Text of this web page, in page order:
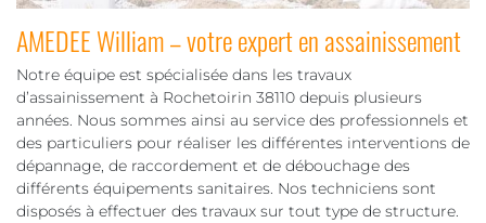
AMEDEE William – votre expert en assainissement
Notre équipe est spécialisée dans les travaux
d’assainissement à Rochetoirin 38110 depuis plusieurs
années. Nous sommes ainsi au service des professionnels et
des particuliers pour réaliser les différentes interventions de
dépannage, de raccordement et de débouchage des
différents équipements sanitaires. Nos techniciens sont
disposés à effectuer des travaux sur tout type de structure.